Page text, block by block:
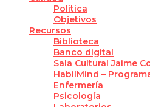
Política
Objetivos
Recursos
Biblioteca
Banco digital
Sala Cultural Jaime
HabilMind –
Enfermería
Psicología